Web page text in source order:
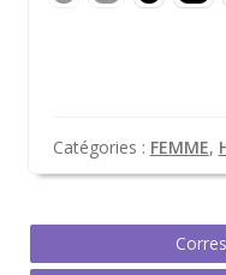
Catégories : FEMME,